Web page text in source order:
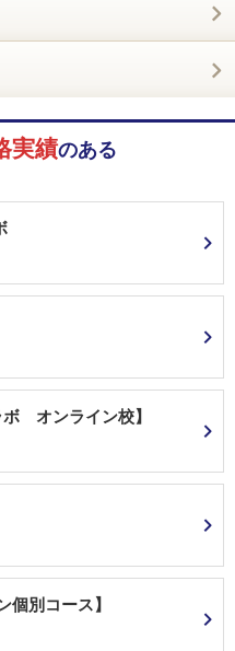
実績のある
オンライン校】
個別コース】